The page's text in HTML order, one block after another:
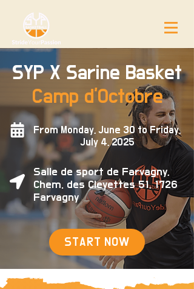
SYP X Sarine Basket
Camp d'Octobre
From Monday, June 30 to Friday,
July 4, 2025
Salle de sport de Farvagny,
Chem. des Cleyettes 51, 1726
Farvagny
START NOW